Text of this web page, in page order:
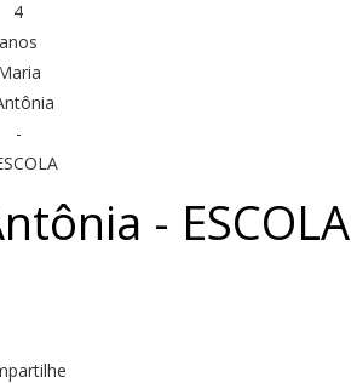
- ESCOLA